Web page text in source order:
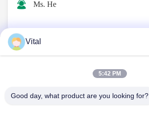
Ms. He
info@vitallighting.com
Vital
5:42 PM
Good day, what product are you looking for?